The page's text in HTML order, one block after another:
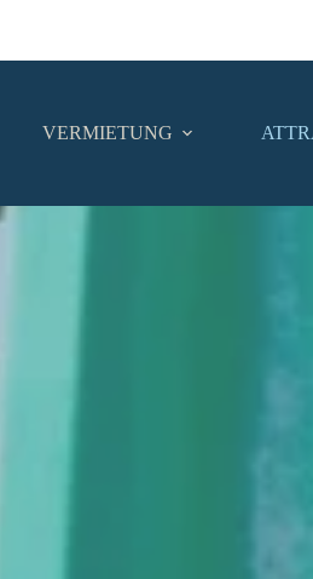
VERMIETUNG